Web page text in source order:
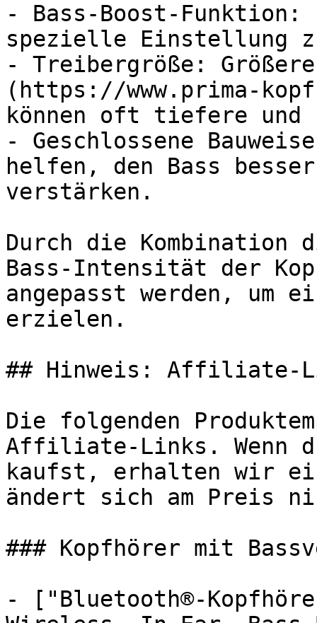
- Bass-Boost-
spezielle Einstellung
- Treibergröße:
(https://www.prima-
können oft tiefere und
- Geschlossene
helfen, den Bass
verstärken.
Durch die Kombination
Bass-Intensität der
angepasst werden, um
erzielen.
## Hinweis: Affiliate-
Die folgenden
Affiliate-Links. Wenn
kaufst, erhalten wir
ändert sich am Preis
### Kopfhörer mit
- ["Bluetooth®-